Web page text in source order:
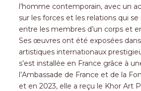
l’homme contemporain, avec un
sur les forces et les relations qui
entre les membres d’un corps et
Ses œuvres ont été exposées
artistiques internationaux
s’est installée en France grâce à
l’Ambassade de France et de la
et en 2023, elle a reçu le Khor Art